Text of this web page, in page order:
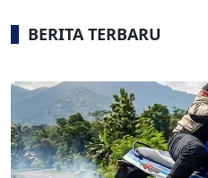
BERITA TERBARU